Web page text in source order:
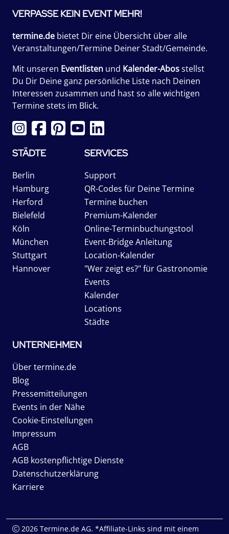
VERPASSE KEIN EVENT MEHR!
termine.de bietet Dir eine Übersicht über alle
Veranstaltungen/Termine Deiner Stadt/Gemeinde.
Mit unseren Eventlisten und Kalender-Abosstellst
Du Dir Deine ganz persönliche Liste nach Deinen
Interessen zusammen und hast so alle wichtigen
Termine stets im Blick.
STÄDTE
Berlin
Hamburg
Herford
Bielefeld
Köln
München
Stuttgart
Hannover
SERVICES
Support
QR-Codes für Deine Termine
Termine buchen
Premium-Kalender
Online-Terminbuchungstool
Event-Bridge Anleitung
Location-Kalender
"Wer zeigt es?" für Gastronomie
Events
Kalender
Locations
Städte
UNTERNEHMEN
Über termine.de
Blog
Pressemitteilungen
Events in der Nähe
Cookie-Einstellungen
Impressum
AGB
AGB kostenpflichtige Dienste
Datenschutzerklärung
Karriere
2026 Termine.de AG. *Affiliate-Links sind mit einem